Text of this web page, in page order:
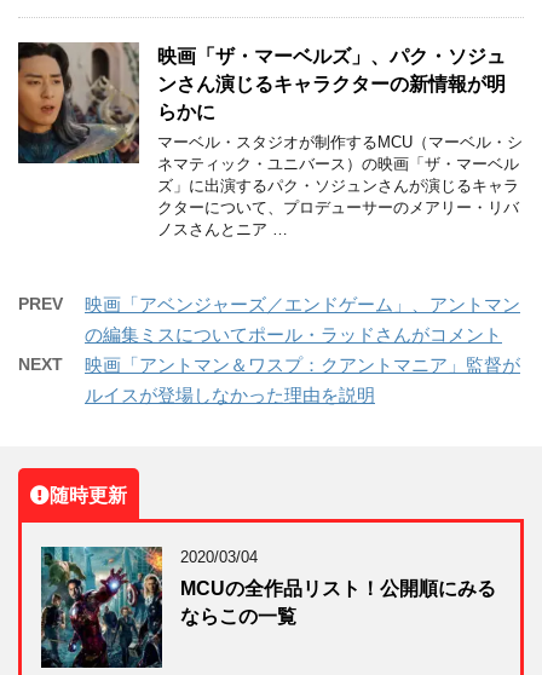
映画「ザ・マーベルズ」、パク・ソジュ
ンさん演じるキャラクターの新情報が明
らかに
マーベル・スタジオが制作するMCU（マーベル・シ
ネマティック・ユニバース）の映画「ザ・マーベル
ズ」に出演するパク・ソジュンさんが演じるキャラ
クターについて、プロデューサーのメアリー・リバ
ノスさんとニア …
PREV
映画「アベンジャーズ／エンドゲーム」、アントマン
の編集ミスについてポール・ラッドさんがコメント
NEXT
映画「アントマン＆ワスプ：クアントマニア」監督が
ルイスが登場しなかった理由を説明
随時更新
2020/03/04
MCUの全作品リスト！公開順にみる
ならこの一覧